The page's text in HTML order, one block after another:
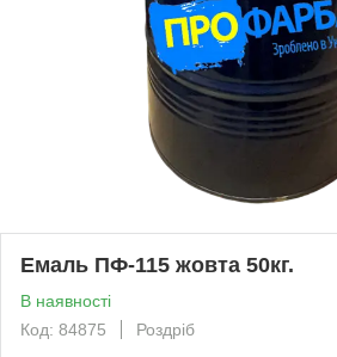
Емаль ПФ-115 жовта 50кг.
В наявності
Код: 84875
Роздріб